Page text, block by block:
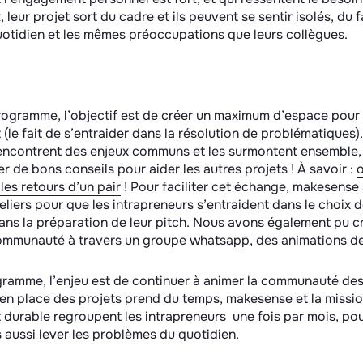
leur projet sort du cadre et ils peuvent se sentir isolés, du
et les mêmes préoccupations que leurs collègues.
l’objectif est de créer un maximum d’espace
fait de s’entraider dans la résolution de
des enjeux communs et les surmontent
de bons conseils pour aider les autres projets ! À savoir :
retours d’un pair ! Pour faciliter cet échange, makesense
pour que les intrapreneurs s’entraident dans le choix
la préparation de leur pitch. Nous avons également pu
à travers un groupe whatsapp, des animations
l’enjeu est de continuer à animer la communauté
place des projets prend du temps, makesense et la
regroupent les intrapreneurs une fois par mois,
lever les problèmes du quotidien.